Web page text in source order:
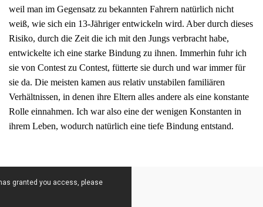
weil man im Gegensatz zu bekannten Fahrern natürlich nicht
weiß, wie sich ein 13-Jähriger entwickeln wird. Aber durch dieses
Risiko, durch die Zeit die ich mit den Jungs verbracht habe,
entwickelte ich eine starke Bindung zu ihnen. Immerhin fuhr ich
sie von Contest zu Contest, fütterte sie durch und war immer für
sie da. Die meisten kamen aus relativ unstabilen familiären
Verhältnissen, in denen ihre Eltern alles andere als eine konstante
Rolle einnahmen. Ich war also eine der wenigen Konstanten in
ihrem Leben, wodurch natürlich eine tiefe Bindung entstand.